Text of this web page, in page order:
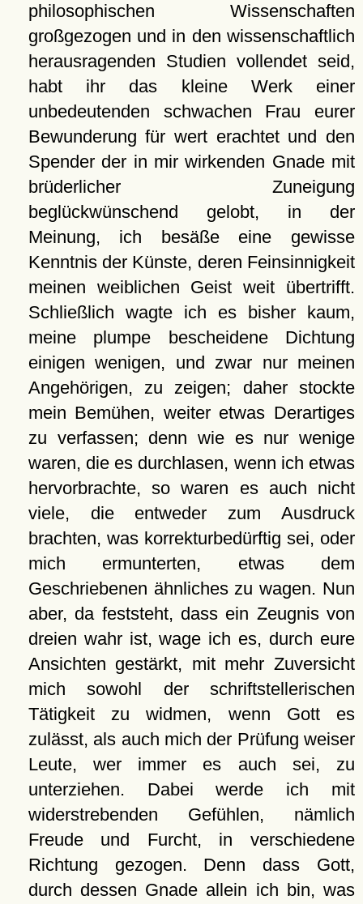
philosophischen Wissenschaften
großgezogen und in den wissenschaftlich
herausragenden Studien vollendet seid,
habt ihr das kleine Werk einer
unbedeutenden schwachen Frau eurer
Bewunderung für wert erachtet und den
Spender der in mir wirkenden Gnade mit
brüderlicher Zuneigung
beglückwünschend gelobt, in der
Meinung, ich besäße eine gewisse
Kenntnis der Künste, deren Feinsinnigkeit
meinen weiblichen Geist weit übertrifft.
Schließlich wagte ich es bisher kaum,
meine plumpe bescheidene Dichtung
einigen wenigen, und zwar nur meinen
Angehörigen, zu zeigen; daher stockte
mein Bemühen, weiter etwas Derartiges
zu verfassen; denn wie es nur wenige
waren, die es durchlasen, wenn ich etwas
hervorbrachte, so waren es auch nicht
viele, die entweder zum Ausdruck
brachten, was korrekturbedürftig sei, oder
mich ermunterten, etwas dem
Geschriebenen ähnliches zu wagen. Nun
aber, da feststeht, dass ein Zeugnis von
dreien wahr ist, wage ich es, durch eure
Ansichten gestärkt, mit mehr Zuversicht
mich sowohl der schriftstellerischen
Tätigkeit zu widmen, wenn Gott es
zulässt, als auch mich der Prüfung weiser
Leute, wer immer es auch sei, zu
unterziehen. Dabei werde ich mit
widerstrebenden Gefühlen, nämlich
Freude und Furcht, in verschiedene
Richtung gezogen. Denn dass Gott,
durch dessen Gnade allein ich bin, was